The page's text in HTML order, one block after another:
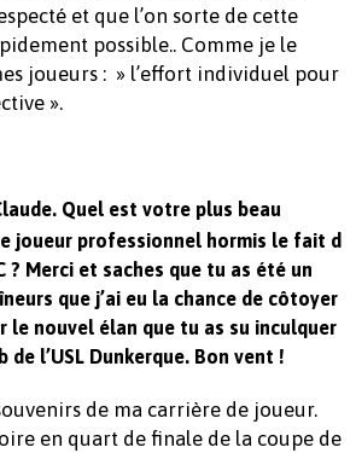
et que l’on sorte de cette
possible.. Comme je le
joueurs : » l’effort individuel pour
».
Quel est votre plus beau
joueur professionnel hormis le fait d
? Merci et saches que tu as été un
que j’ai eu la chance de côtoyer
nouvel élan que tu as su inculquer
l’USL Dunkerque. Bon vent !
de ma carrière de joueur.
en quart de finale de la coupe de